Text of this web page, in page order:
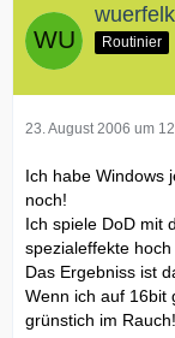
Routinier
23. August 2006 um
Ich habe Windows
noch!
Ich spiele DoD mit
spezialeffekte
Das Ergebniss ist
Wenn ich auf 16bit
grünstich im Rauch!